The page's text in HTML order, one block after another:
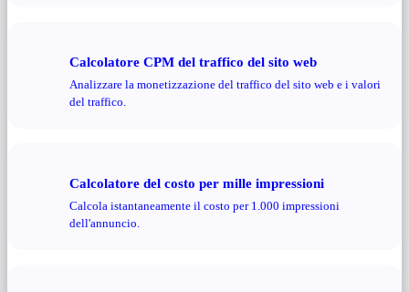
Calcolatore CPM del traffico del sito web
Analizzare la monetizzazione del traffico del sito web e i valori
del traffico.
Calcolatore del costo per mille impressioni
Calcola istantaneamente il costo per 1.000 impressioni
dell'annuncio.